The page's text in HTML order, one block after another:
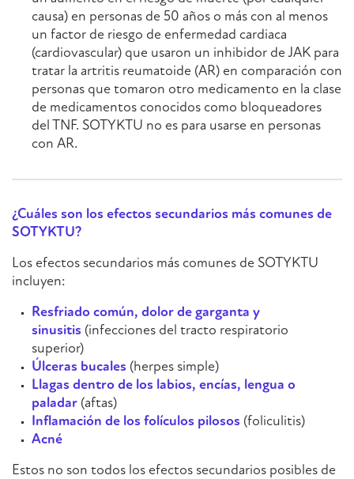
causa) en personas de 50 años o más con al menos
un factor de riesgo de enfermedad cardiaca
(cardiovascular) que usaron un inhibidor de JAK para
tratar la artritis reumatoide (AR) en comparación con
personas que tomaron otro medicamento en la clase
de medicamentos conocidos como bloqueadores
del TNF. SOTYKTU no es para usarse en personas
con AR.
¿Cuáles son los efectos secundarios más comunes de
SOTYKTU?
Los efectos secundarios más comunes de SOTYKTU
incluyen:
Resfriado común, dolor de garganta y
sinusitis (infecciones del tracto respiratorio
superior)
Úlceras bucales (herpes simple)
Llagas dentro de los labios, encías, lengua o
paladar (aftas)
Inflamación de los folículos pilosos (foliculitis)
Acné
Estos no son todos los efectos secundarios posibles de